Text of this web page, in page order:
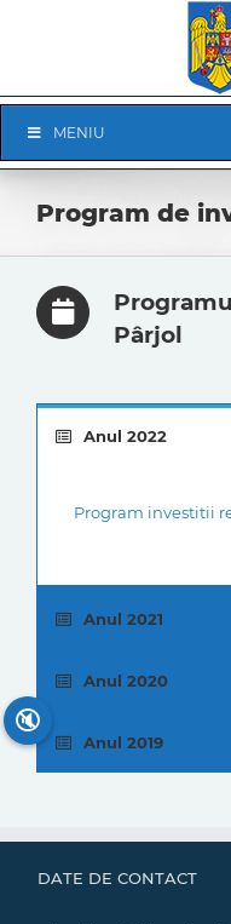
Navigation
MENIU
Program de
Pârjol
Anul 2022
Program investitii
Anul 2021
Anul 2020
Anul 2019
DATE DE CONTACT
🔇